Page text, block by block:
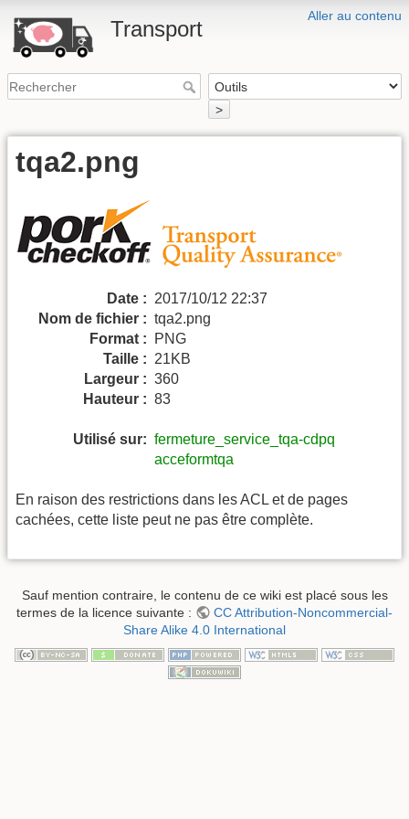
Aller au contenu
Transport
>
tqa2.png
Date : 2017/10/12 22:37
Nom de fichier : tqa2.png
Format :
PNG
Taille : 21KB
Largeur : 360
Hauteur : 83
Utilisé sur: fermeture_service_tqa-cdpq
acceformtqa
En raison des restrictions dans les ACL et de pages
cachées, cette liste peut ne pas être complète.
Sauf mention contraire, le contenu de ce wiki est placé sous les
termes de la licence suivante :
CC Attribution-Noncommercial-
Share Alike 4.0 International